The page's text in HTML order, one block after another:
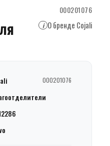
000201076
i О бренде Cojali
000201076